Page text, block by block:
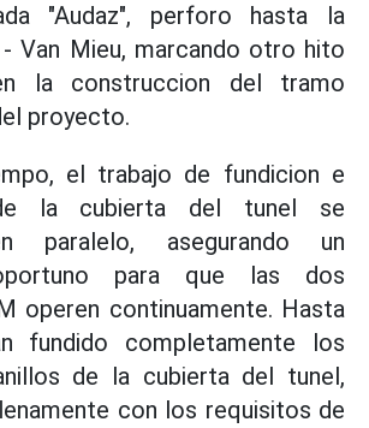
"Audaz", perforo hasta la
Van Mieu, marcando otro hito
la construccion del tramo
proyecto.
el trabajo de fundicion e
la cubierta del tunel se
paralelo, asegurando un
para que las dos
operen continuamente. Hasta
fundido completamente los
de la cubierta del tunel,
con los requisitos de